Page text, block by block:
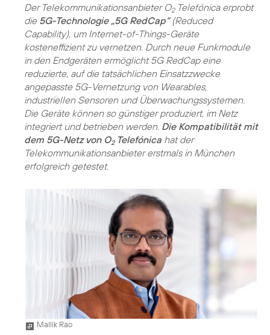
Der Telekommunikationsanbieter O2Telefónica erprobt
die 5G-Technologie „5G RedCap“(Reduced
Capability), um Internet-of-Things-Geräte
kosteneffizient zu vernetzen. Durch neue Funkmodule
in den Endgeräten ermöglicht 5G RedCap eine
reduzierte, auf die tatsächlichen Einsatzzwecke
angepasste 5G-Vernetzung von Wearables,
industriellen Sensoren und Überwachungssystemen.
Die Geräte können so günstiger produziert, im Netz
integriert und betrieben werden. Die Kompatibilität mit
dem 5G-Netz von O2Telefónica hat der
Telekommunikationsanbieter erstmals in München
erfolgreich getestet.
Mallik Rao